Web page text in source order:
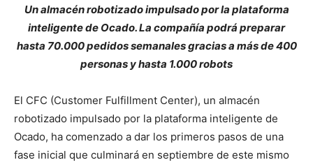
Un almacén robotizado impulsado por la plataforma
inteligente de Ocado. La compañía podrá preparar
hasta 70.000 pedidos semanales gracias a más de 400
personas y hasta 1.000 robots
El CFC (Customer Fulfillment Center), un almacén
robotizado impulsado por la plataforma inteligente de
Ocado, ha comenzado a dar los primeros pasos de una
fase inicial que culminará en septiembre de este mismo